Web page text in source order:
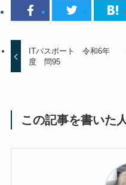
ITパスポート 令和6年
度 問95
この記事を書いた人